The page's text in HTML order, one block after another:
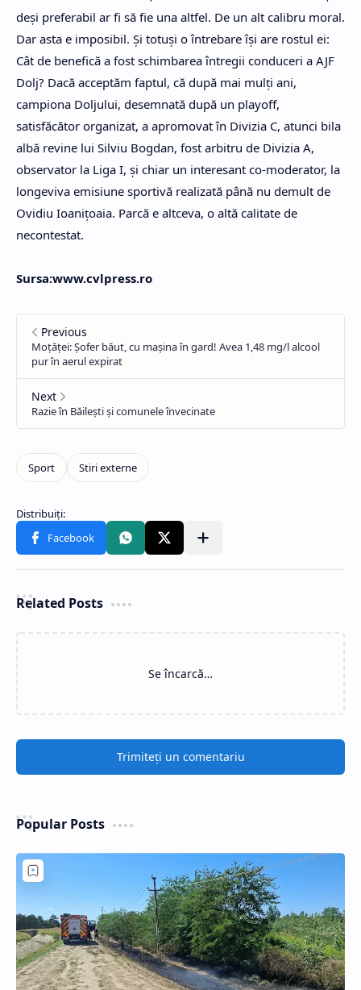
deși preferabil ar fi să fie una altfel. De un alt calibru moral.
Dar asta e imposibil. Şi totuşi o întrebare îşi are rostul ei:
Cât de benefică a fost schimbarea întregii conduceri a AJF
Dolj? Dacă acceptăm faptul, că după mai mulţi ani,
campiona Doljului, desemnată după un playoff,
satisfăcător organizat, a apromovat în Divizia C, atunci bila
albă revine lui Silviu Bogdan, fost arbitru de Divizia A,
observator la Liga I, şi chiar un interesant co-moderator, la
longeviva emisiune sportivă realizată până nu demult de
Ovidiu Ioaniţoaia. Parcă e altceva, o altă calitate de
necontestat.
Sursa:www.cvlpress.ro
Related Posts
Se încarcă…
Trimiteți un comentariu
Popular Posts